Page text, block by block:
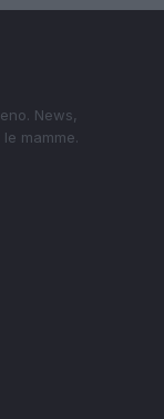
News,
mamme.